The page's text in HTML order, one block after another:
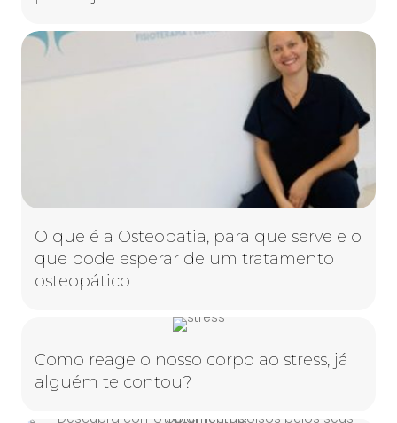
O que é a Osteopatia, para que serve e o
que pode esperar de um tratamento
osteopático
Como reage o nosso corpo ao stress, já
alguém te contou?